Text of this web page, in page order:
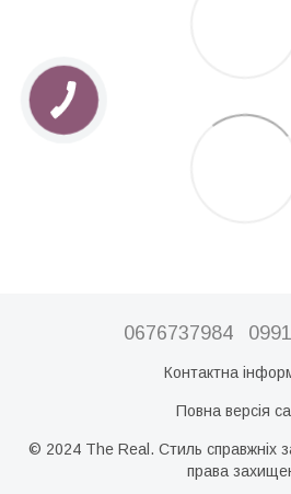
0676737984
Контактна
Повна версія
© 2024 The Real. Стиль справжніх
права